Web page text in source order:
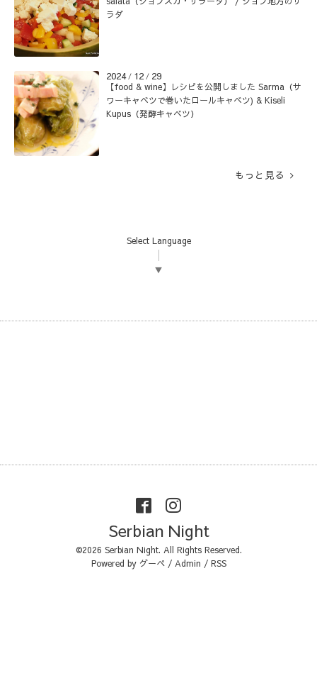
ラダ
2024/ 12 / 29
【food & wine】レシピを公開しました Sarma（サ
ワーキャベツで巻いたロールキャベツ) & Kiseli
Kupus（発酵キャベツ）
もっと見る
Select Language
▼
Serbian Night
©2026 Serbian Night. All Rights Reserved.
Powered by グーペ/ Admin / RSS